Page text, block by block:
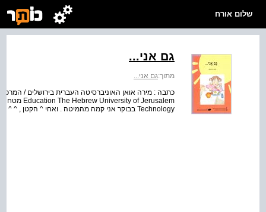
שלום אורח
גם אני...
מתוך:גם אני...
Technology בבוקר אני קמה מהמיטה . ואחי ^ הקטן , ^ ^ תום , אומר : ur 1 1 1 אני " ...